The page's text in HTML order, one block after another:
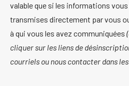
valable que si les informations
transmises directement par vous
à qui vous les avez communiquées
cliquer sur les liens de
courriels ou nous contacter dans